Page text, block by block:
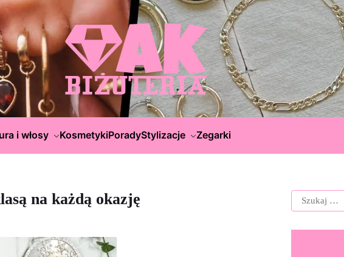
i włosy KosmetykiPoradyStylizacje Zegarki
na każdą okazję